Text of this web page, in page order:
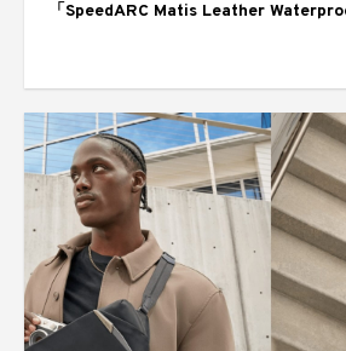
「SpeedARC Matis Leather